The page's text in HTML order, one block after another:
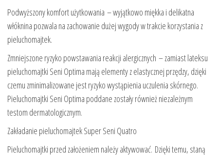
Podwyższony komfort użytkowania – wyjątkowo miękka i delikatna
włóknina pozwala na zachowanie dużej wygody w trakcie korzystania z
pieluchomajtek.
Zmniejszone ryzyko powstawania reakcji alergicznych – zamiast lateksu
pieluchomajtki Seni Optima mają elementy z elastycznej przędzy, dzięki
czemu zminimalizowane jest ryzyko wystąpienia uczulenia skórnego.
Pieluchomajtki Seni Optima poddane zostały również niezależnym
testom dermatologicznym.
Zakładanie pieluchomajtek Super Seni Quatro
Pieluchomajtki przed założeniem należy aktywować. Dzięki temu, staną